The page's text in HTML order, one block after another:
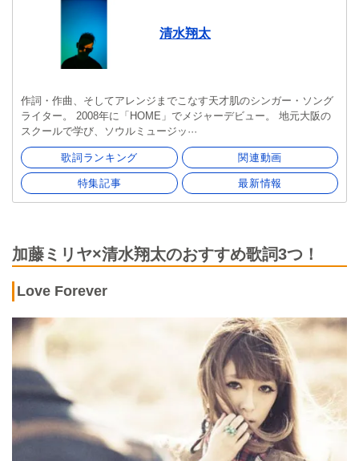
清水翔太
作詞・作曲、そしてアレンジまでこなす天才肌のシンガー・ソング
ライター。 2008年に「HOME」でメジャーデビュー。 地元大阪の
スクールで学び、ソウルミュージッ···
歌詞ランキング 関連動画
特集記事 最新情報
加藤ミリヤ×清水翔太のおすすめ歌詞3つ！
Love Forever